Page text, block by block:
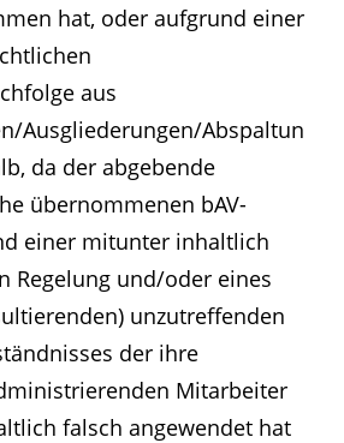
hat, oder aufgrund einer
aus
Ausgliederungen/Abspaltun
da der abgebende
übernommenen bAV-
einer mitunter inhaltlich
Regelung und/oder eines
unzutreffenden
der ihre
Mitarbeiter
falsch angewendet hat